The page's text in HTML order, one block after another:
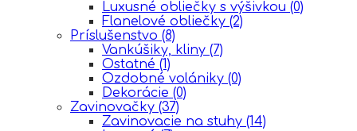
Luxusné obliečky s výšivkou (0)
Flanelové obliečky (2)
Príslušenstvo (8)
Vankúšiky, kliny (7)
Ostatné (1)
Ozdobné volániky (0)
Dekorácie (0)
Zavinovačky (37)
Zavinovacie na stuhy (14)